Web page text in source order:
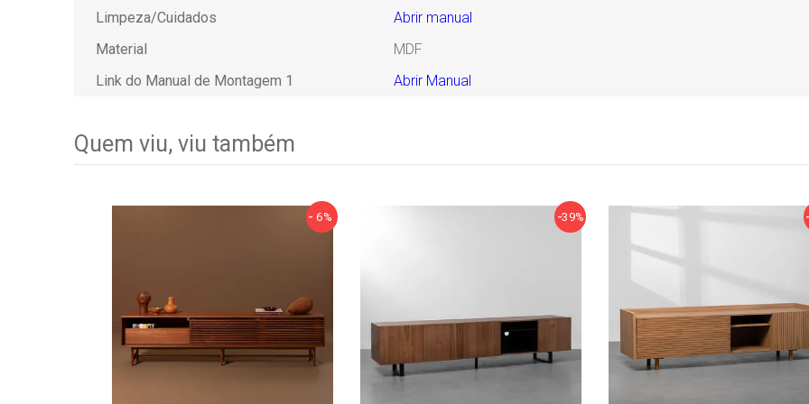
Limpeza/Cuidados
Abrir manual
Material
MDF
Link do Manual de Montagem 1
Abrir Manual
Quem viu, viu também
6% 39%